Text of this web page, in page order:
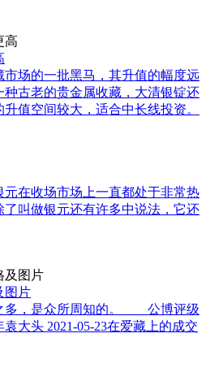
场的一批黑马，其升值的幅度远
古老的贵金属收藏，大清银锭还
值空间较大，适合中长线投资。
在收场市场上一直都处于非常热
叫做银元还有许多中说法，它还
图片
，是众所周知的。 公博评级
大头 2021-05-23在爱藏上的成交